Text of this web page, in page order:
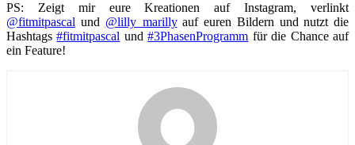
PS: Zeigt mir eure Kreationen auf Instagram, verlinkt
@fitmitpascal und @lilly_marillyauf euren Bildern und nutzt die
Hashtags#fitmitpascal und#3PhasenProgramm für die Chance auf
ein Feature!